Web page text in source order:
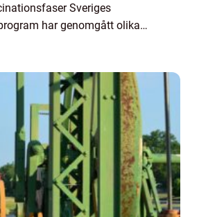
Sveriges
har genomgått olika
gruppe...